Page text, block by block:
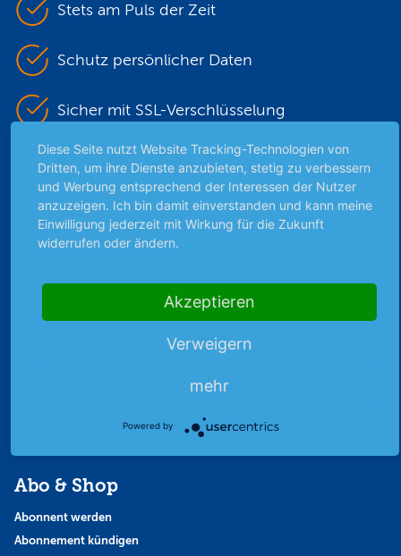
Stets am Puls der Zeit
Schutz persönlicher Daten
Sicher mit SSL-Verschlüsselung
Highlights
Archiv
Börsenbericht
Börsengespräche
Abo & Shop
Abonnent werden
Abonnement kündigen
Diese Seite nutzt Website Tracking-Technologien von
Dritten, um ihre Dienste anzubieten, stetig zu verbessern
und Werbung entsprechend der Interessen der Nutzer
anzuzeigen. Ich bin damit einverstanden und kann meine
Einwilligung jederzeit mit Wirkung für die Zukunft
widerrufen oder ändern.
Akzeptieren
Verweigern
mehr
Powered by